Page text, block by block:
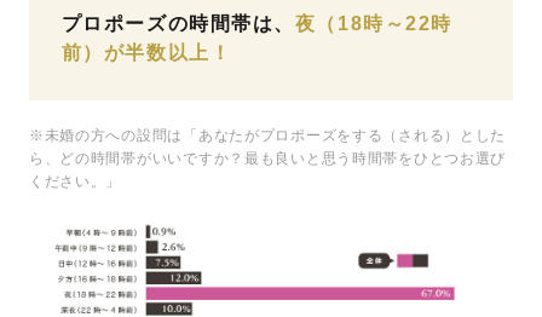
プロポーズの時間帯は、 夜（18時～22時
前）が半数以上！
※未婚の方への設問は「あなたがプロポーズをする（される）とした
ら、どの時間帯がいいですか？最も良いと思う時間帯をひとつお選び
ください。」